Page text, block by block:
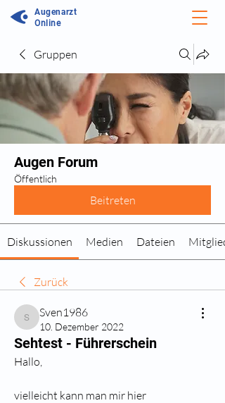
Augenarzt
Online
Gruppen
Augen Forum
Öffentlich
Beitreten
Diskussionen Medien Dateien
Zurück
Sven1986
Sven1986
10. Dezember 2022
Sehtest - Führerschein
Hallo,
vielleicht kann man mir hier